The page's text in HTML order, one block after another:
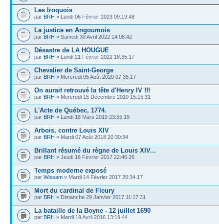
Les Iroquois
par BRH » Lundi 06 Février 2023 09:19:48
La justice en Angoumois
par BRH » Samedi 30 Avril 2022 14:08:42
Désastre de LA HOUGUE
par BRH » Lundi 21 Février 2022 18:35:17
Chevalier de Saint-George
par BRH » Mercredi 05 Août 2020 07:35:17
On aurait retrouvé la tête d'Henry IV !!!
par BRH » Mercredi 15 Décembre 2010 15:15:31
L'Acte de Québec, 1774.
par BRH » Lundi 18 Mars 2019 23:55:19
Arbois, contre Louis XIV
par BRH » Mardi 07 Août 2018 20:30:34
Brillant résumé du règne de Louis XIV...
par BRH » Jeudi 16 Février 2017 22:46:26
Temps moderne exposé
par Wissam » Mardi 14 Février 2017 20:34:17
Mort du cardinal de Fleury
par BRH » Dimanche 29 Janvier 2017 11:17:31
La bataille de la Boyne - 12 juillet 1690
par BRH » Mardi 19 Avril 2016 13:19:44